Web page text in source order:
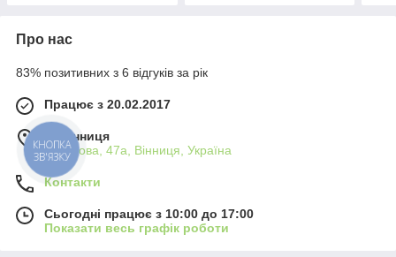
Про нас
83% позитивних з 6 відгуків за рік
Працює з 20.02.2017
м. Вінниця
Пирогова, 47а, Вінниця, Україна
Контакти
Сьогодні працює з 10:00 до 17:00
Показати весь графік роботи
КНОПКА
ЗВ'ЯЗКУ